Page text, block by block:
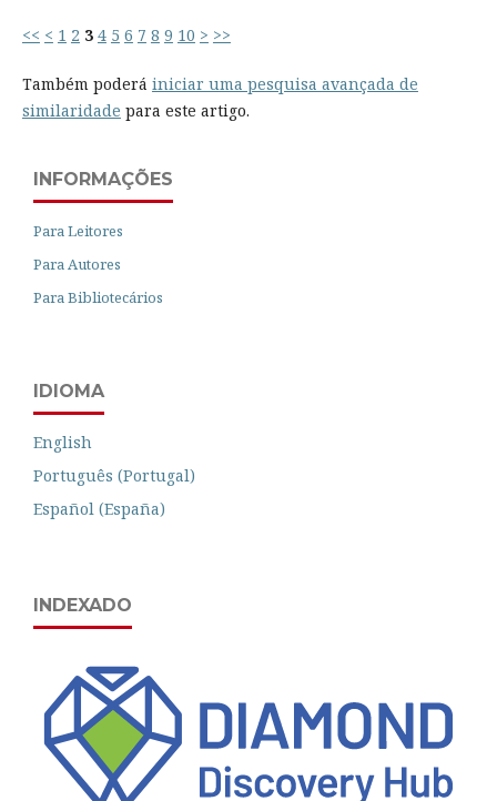
<< < 1 2 3 4 5 6 7 8 9 10 > >>
Também poderá iniciar uma pesquisa avançada de
similaridade para este artigo.
INFORMAÇÕES
Para Leitores
Para Autores
Para Bibliotecários
IDIOMA
English
Português (Portugal)
Español (España)
INDEXADO